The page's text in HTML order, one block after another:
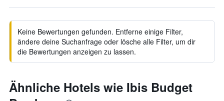
Keine Bewertungen gefunden. Entferne einige Filter,
ändere deine Suchanfrage oder lösche alle Filter, um dir
die Bewertungen anzeigen zu lassen.
Ähnliche Hotels wie Ibis Budget